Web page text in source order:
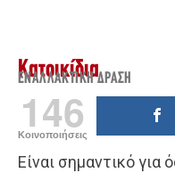
Κατοικίδια
ΕΝΑΛΛΑΚΤΙΚΉ ΔΡΆΣΗ
146
Κοινοποιήσεις
Είναι σημαντικό για